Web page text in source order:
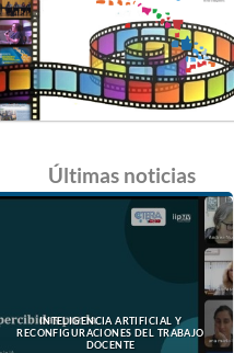
Últimas noticias
INTELIGENCIA ARTIFICIAL Y
RECONFIGURACIONES DEL TRABAJO
DOCENTE